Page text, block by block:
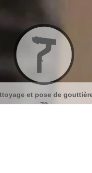
Nettoyage et ravalement de
façades 78